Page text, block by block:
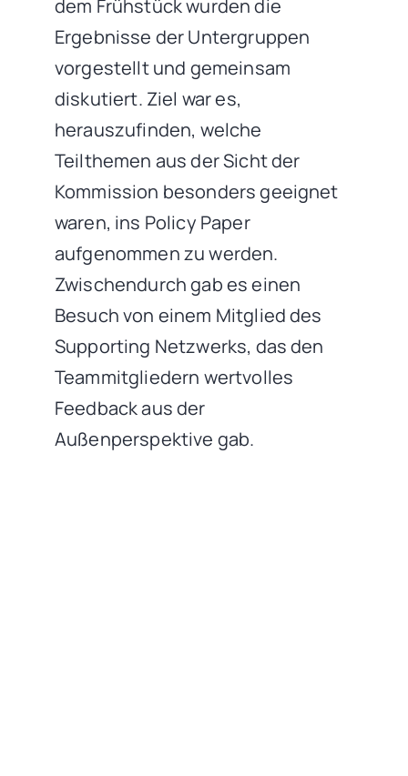
dem Frühstück wurden die
Ergebnisse der Untergruppen
vorgestellt und gemeinsam
diskutiert. Ziel war es,
herauszufinden, welche
Teilthemen aus der Sicht der
Kommission besonders geeignet
waren, ins Policy Paper
aufgenommen zu werden.
Zwischendurch gab es einen
Besuch von einem Mitglied des
Supporting Netzwerks, das den
Teammitgliedern wertvolles
Feedback aus der
Außenperspektive gab.